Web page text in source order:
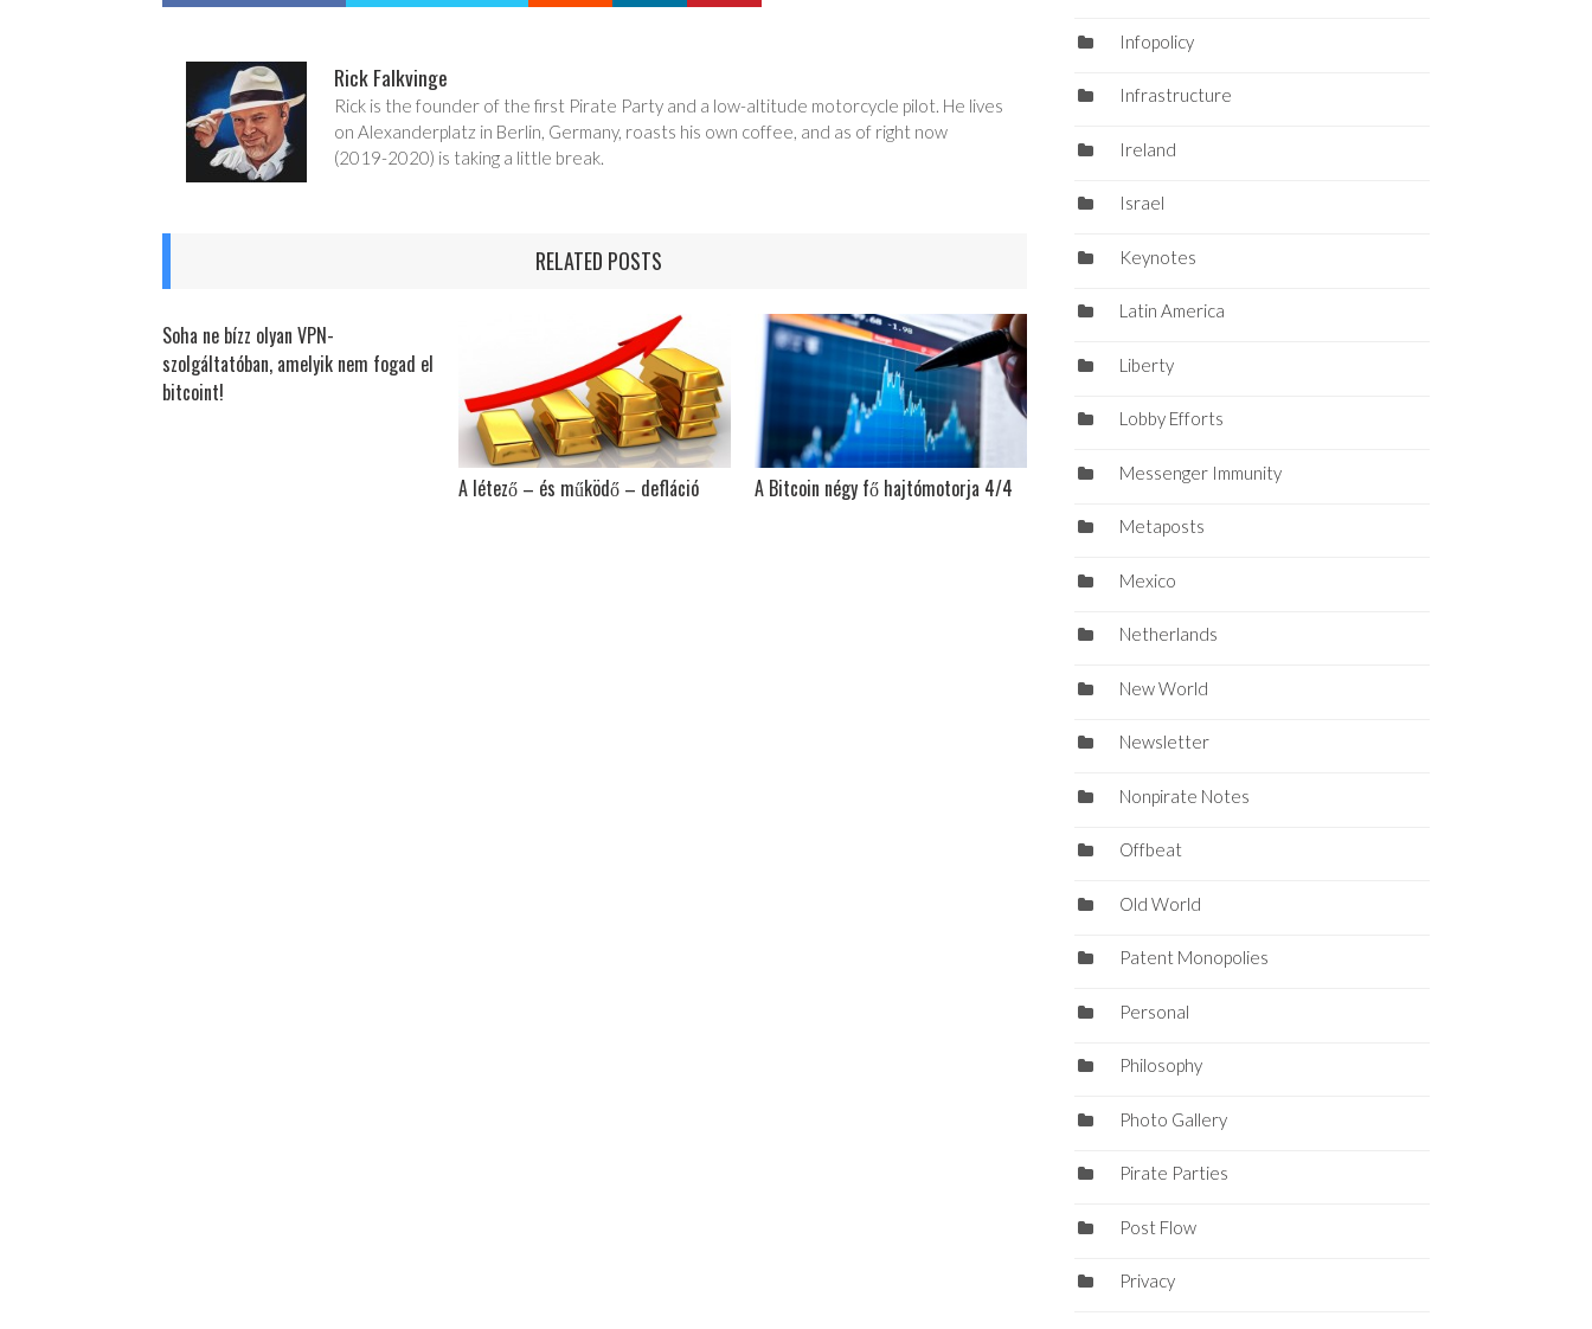
Rick Falkvinge
Rick is the founder of the first Pirate Party and a low-altitude motorcycle pilot. He lives
on Alexanderplatz in Berlin, Germany, roasts his own coffee, and as of right now
(2019-2020) is taking a little break.
RELATED POSTS
Soha ne bízz olyan VPN-
szolgáltatóban, amelyik nem fogad el
bitcoint!
A létező – és működő – defláció A Bitcoin négy fő hajtómotorja 4/4
Infopolicy
Infrastructure
Ireland
Israel
Keynotes
Latin America
Liberty
Lobby Efforts
Messenger Immunity
Metaposts
Mexico
Netherlands
New World
Newsletter
Nonpirate Notes
Offbeat
Old World
Patent Monopolies
Personal
Philosophy
Photo Gallery
Pirate Parties
Post Flow
Privacy